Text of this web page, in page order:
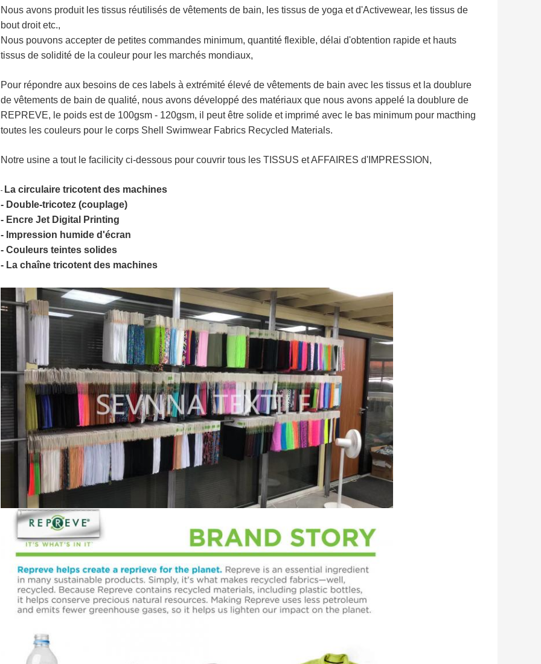
Nous avons produit les tissus réutilisés de vêtements de bain, les tissus de yoga et d'Activewear, les tissus de
bout droit etc.,
Nous pouvons accepter de petites commandes minimum, quantité flexible, délai d'obtention rapide et hauts
tissus de solidité de la couleur pour les marchés mondiaux,
Pour répondre aux besoins de ces labels à extrémité élevé de vêtements de bain avec les tissus et la doublure
de vêtements de bain de qualité, nous avons développé des matériaux que nous avons appelé la doublure de
REPREVE, le poids est de 100gsm - 120gsm, il peut être solide et imprimé avec le bas minimum pour macthing
toutes les couleurs pour le corps Shell Swimwear Fabrics Recycled Materials.
Notre usine a tout le facilicity ci-dessous pour couvrir tous les TISSUS et AFFAIRES d'IMPRESSION,
- La circulaire tricotent des machines
- Double-tricotez (couplage)
- Encre Jet Digital Printing
- Impression humide d'écran
- Couleurs teintes solides
- La chaîne tricotent des machines